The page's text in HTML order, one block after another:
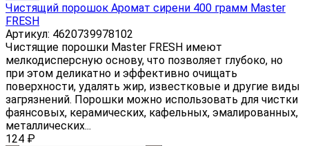
Чистящий порошок Аромат сирени 400 грамм Master
FRESH
Артикул: 4620739978102
Чистящие порошки Master FRESH имеют
мелкодисперсную основу, что позволяет глубоко, но
при этом деликатно и эффективно очищать
поверхности, удалять жир, известковые и другие виды
загрязнений. Порошки можно использовать для чистки
фаянсовых, керамических, кафельных, эмалированных,
металлических...
124 ₽